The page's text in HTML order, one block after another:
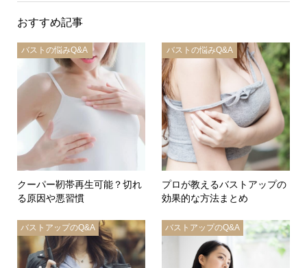
おすすめ記事
バストの悩みQ&A
クーパー靭帯再生可能？切れ
る原因や悪習慣
バストの悩みQ&A
プロが教えるバストアップの
効果的な方法まとめ
バストアップのQ&A バストアップのQ&A